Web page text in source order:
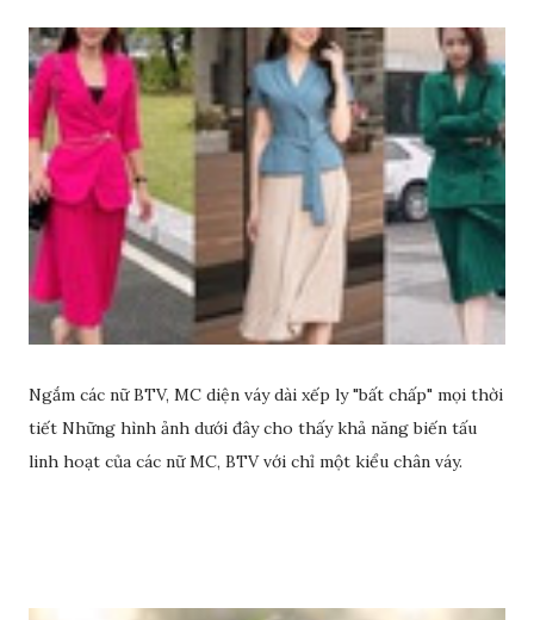
Ngắm các nữ BTV, MC diện váy dài xếp ly "bất chấp" mọi thời
tiết Những hình ảnh dưới đây cho thấy khả năng biến tấu
linh hoạt của các nữ MC, BTV với chỉ một kiểu chân váy.